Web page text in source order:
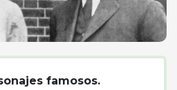
famosos.